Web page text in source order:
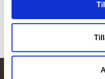
etiketter på barn”
DEBATTSå arbetar läraren för